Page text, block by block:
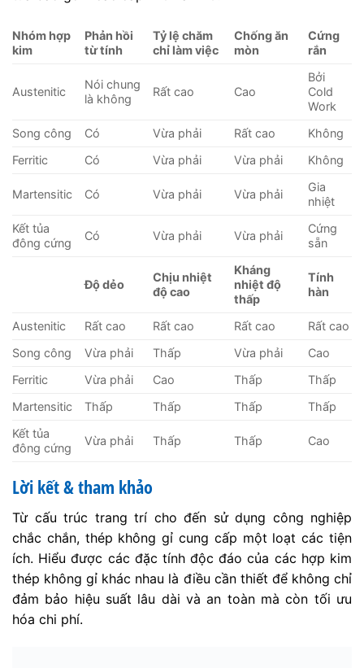
Nhóm hợp
kim
Phản hồi
từ tính
Tỷ lệ chăm
chỉ làm việc
Chống ăn
mòn
Cứng
rắn
Austenitic
Nói chung
là không
Rất cao Cao
Bởi
Cold
Work
Song công
Có Vừa phải Rất cao
Không
Ferritic
Có Vừa phải Vừa phải Không
Martensitic Có Vừa phải Vừa phải
Gia
nhiệt
Kết tủa
đông cứng
Có Vừa phải Vừa phải
Cứng
sẵn
Độ dẻo
Chịu nhiệt
độ cao
Kháng
nhiệt độ
thấp
Tính
hàn
Austenitic Rất cao Rất cao Rất cao
Rất cao
Song công
Vừa phải Thấp Vừa phải
Cao
Ferritic
Vừa phải Cao Thấp
Thấp
Martensitic
Thấp Thấp Thấp
Thấp
Kết tủa
đông cứng
Vừa phải Thấp Thấp Cao
Lời kết & tham khảo
Từ cấu trúc trang trí cho đến sử dụng công nghiệp
chắc chắn, thép không gỉ cung cấp một loạt các tiện
ích. Hiểu được các đặc tính độc đáo của các hợp kim
thép không gỉ khác nhau là điều cần thiết để không chỉ
đảm bảo hiệu suất lâu dài và an toàn mà còn tối ưu
hóa chi phí.